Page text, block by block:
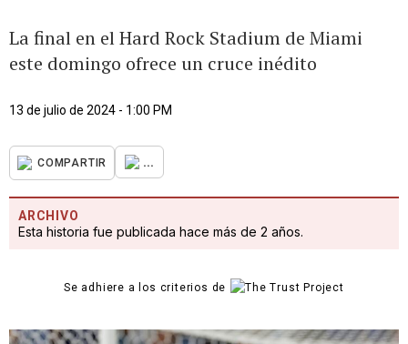
La final en el Hard Rock Stadium de Miami
este domingo ofrece un cruce inédito
13 de julio de 2024 - 1:00 PM
COMPARTIR ...
ARCHIVO
Esta historia fue publicada hace más de 2 años.
Se adhiere a los criterios de